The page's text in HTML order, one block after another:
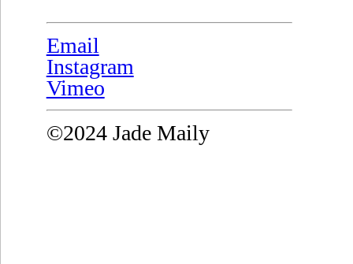
Email
Instagram
Vimeo
©2024 Jade Maily